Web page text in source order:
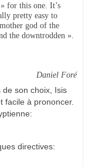
for this one. It’s
pretty easy to
god of the
the downtrodden ».
Daniel Foré
de son choix, Isis
facile à prononcer.
directives: